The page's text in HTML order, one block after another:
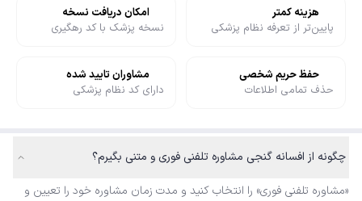
هزینه کمتر
پایین‌تر از تعرفه نظام پزشکی
امکان دریافت نسخه
نسخه پزشک با کد رهگیری
حفظ حریم شخصی
حذف تمامی اطلاعات
مشاوران تایید شده
دارای کد نظام پزشکی
چگونه از افسانه گنجی مشاوره تلفنی فوری و متنی بگیرم؟
«مشاوره تلفنی فوری» را انتخاب کنید و مدت زمان مشاوره خود را تعیین و